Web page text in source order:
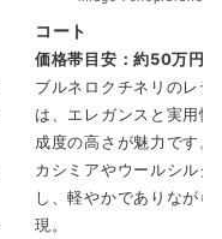
コート
価格帯目安：約50万円～
ブルネロクチネリのレデ
は、エレガンスと実用性
成度の高さが魅力です。
カシミアやウールシルク
し、軽やかでありなが
現。